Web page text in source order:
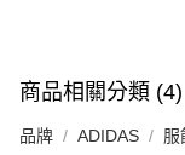
商品相關分類 (4)
品牌 ADIDAS 服